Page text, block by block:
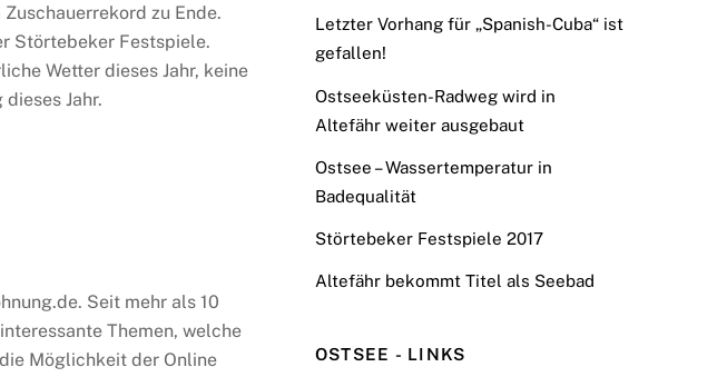
zu Ende.
Störtebeker Festspiele.
Wetter dieses Jahr, keine
Jahr.
Seit mehr als 10
Themen, welche
Möglichkeit der Online
Letzter Vorhang für „Spanish-Cuba“ ist
gefallen!
Ostseeküsten-Radweg wird in
Altefähr weiter ausgebaut
Ostsee – Wassertemperatur in
Badequalität
Störtebeker Festspiele 2017
Altefähr bekommt Titel als Seebad
OSTSEE - LINKS